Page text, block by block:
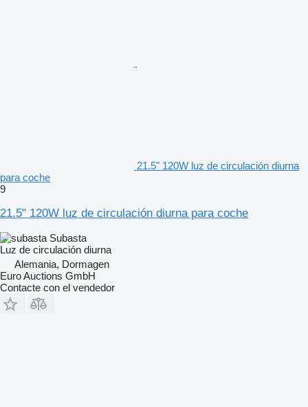
21.5" 120W luz de circulación diurna
para coche
9
21.5" 120W luz de circulación diurna para coche
Subasta
Luz de circulación diurna
Alemania, Dormagen
Euro Auctions GmbH
Contacte con el vendedor